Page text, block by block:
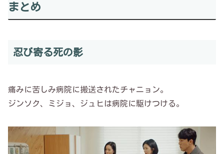
まとめ
忍び寄る死の影
痛みに苦しみ病院に搬送されたチャニョン。
ジンソク、ミジョ、ジュヒは病院に駆けつける。